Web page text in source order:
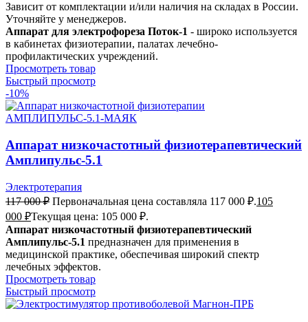
Зависит от комплектации и/или наличия на складах в России.
Уточняйте у менеджеров.
Аппарат для электрофореза Поток-1 - широко используется
в кабинетах физиотерапии, палатах лечебно-
профилактических учреждений.
Просмотреть товар
Быстрый просмотр
-10%
Аппарат низкочастотный физиотерапевтический
Амплипульс-5.1
Электротерапия
117 000₽ Первоначальная цена составляла 117 000 ₽.105
000 ₽Текущая цена: 105 000 ₽.
Аппарат низкочастотный физиотерапевтический
Амплипульс-5.1 предназначен для применения в
медицинской практике, обеспечивая широкий спектр
лечебных эффектов.
Просмотреть товар
Быстрый просмотр